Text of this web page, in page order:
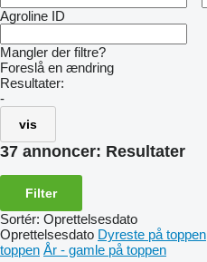
Agroline ID
Mangler der filtre?
Foreslå en ændring
Resultater:
-
vis
37 annoncer: Resultater
Filter
Sortér: Oprettelsesdato
Oprettelsesdato Dyreste på toppen
toppen År - gamle på toppen